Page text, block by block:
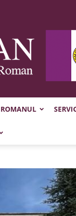
ROMANUL